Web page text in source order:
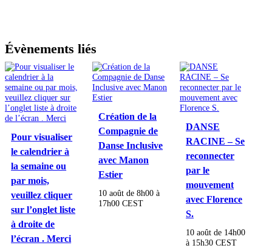
Évènements liés
Pour visualiser
le calendrier à
la semaine ou
par mois,
veuillez cliquer
sur l’onglet liste
à droite de
l’écran . Merci
Création de la
Compagnie de
Danse Inclusive
avec Manon
Estier
10 août de 8h00 à
17h00 CEST
DANSE
RACINE – Se
reconnecter
par le
mouvement
avec Florence
S.
10 août de 14h00
à 15h30 CEST